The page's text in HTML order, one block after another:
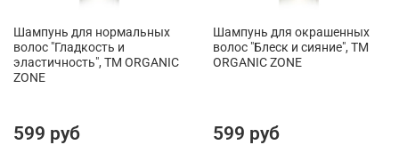
Шампунь для нормальных
волос "Гладкость и
эластичность", ТМ ORGANIC
ZONE
599 руб
Шампунь для окрашенных
волос "Блеск и сияние", ТМ
ORGANIC ZONE
599 руб